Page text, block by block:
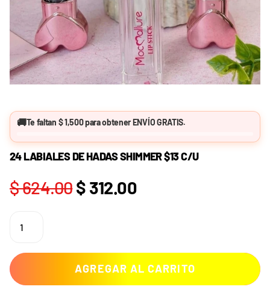
🚚Te faltan $ 1,500para obtenerENVÍO GRATIS.
24 LABIALES DE HADAS SHIMMER $13 C/U
$ 624.00$ 312.00
AGREGAR AL CARRITO